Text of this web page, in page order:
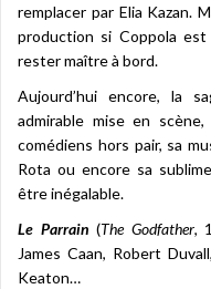
remplacer par Elia Kazan.
production si Coppola
rester maître à bord.
Aujourd’hui encore, la
admirable mise en
comédiens hors pair, sa
Rota ou encore sa
être inégalable.
Le Parrain (The Godfather,
James Caan, Robert
Keaton…